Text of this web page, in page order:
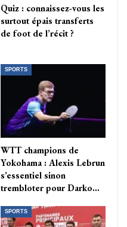
Quiz : connaissez-vous les
surtout épais transferts
de foot de l’récit ?
SPORTS
WTT champions de
Yokohama : Alexis Lebrun
s’essentiel sinon
trembloter pour Darko…
SPORTS